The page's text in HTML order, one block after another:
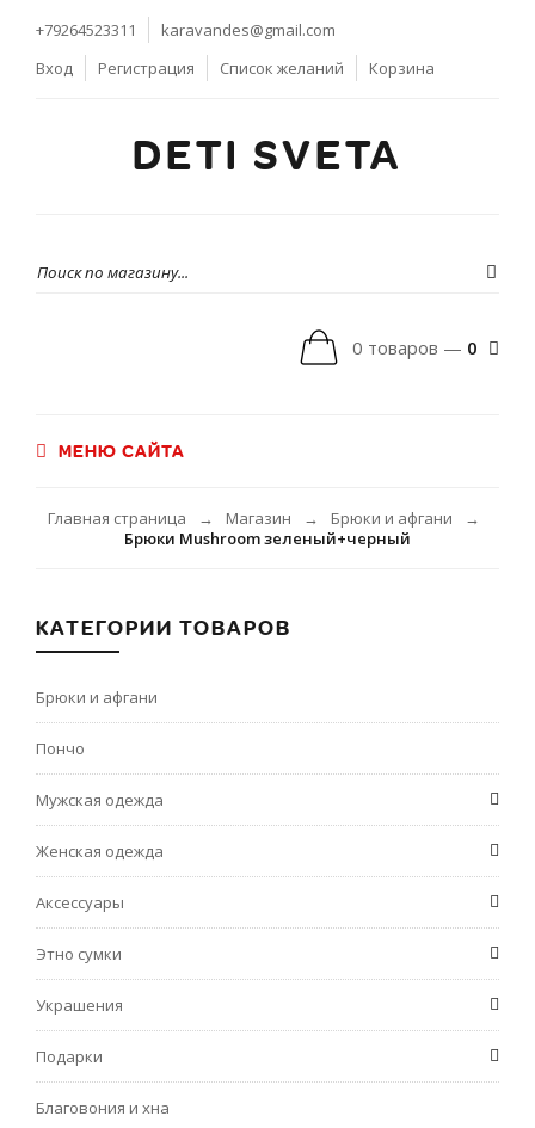
+79264523311
karavandes@gmail.com
Вход
Регистрация Список желаний Корзина
DETI SVETA
0 товаров — 0
МЕНЮ САЙТА
Главная страница → Магазин → Брюки и афгани →
Брюки Mushroom зеленый+черный
КАТЕГОРИИ ТОВАРОВ
Брюки и афгани
Пончо
Мужская одежда
Женская одежда
Аксессуары
Этно сумки
Украшения
Подарки
Благовония и хна